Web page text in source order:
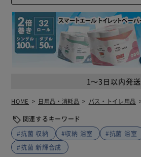
1～3日以内発送
HOME 日用品・消耗品 バス・トイレ用品
関連するキーワード
#抗菌 収納
#収納 浴室 #抗菌 浴室
#抗菌 新輝合成